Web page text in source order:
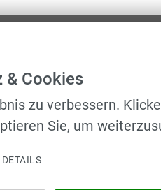
Weg 23 b 01917
& Cookies
zu verbessern.
Sie, um